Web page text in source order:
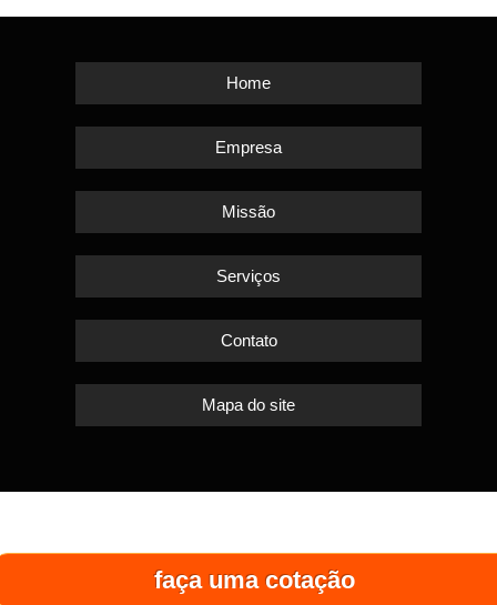
faça uma cotação
Home
Empresa
Missão
Serviços
Contato
Mapa do site